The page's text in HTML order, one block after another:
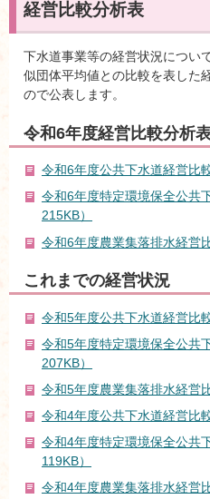
経営比較分析表
下水道事業等の経営状況につい
似団体平均値との比較を表した
ので公表します。
令和6年度経営比較分析
令和6年度公共下水道経営比
令和6年度特定環境保全公共
215KB）
令和6年度農業集落排水経営
これまでの経営状況
令和5年度公共下水道経営比
令和5年度特定環境保全公共
207KB）
令和5年度農業集落排水経営
令和4年度公共下水道経営比
令和4年度特定環境保全公共
119KB）
令和4年度農業集落排水経営